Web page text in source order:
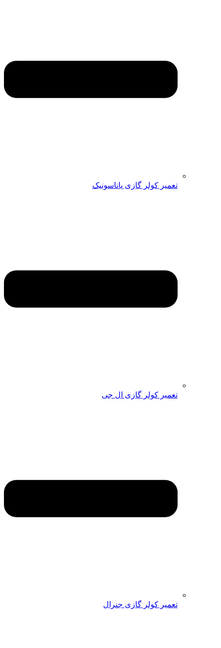
تعمیر کولر گازی پاناسونیک
تعمیر کولر گازی ال جی
تعمیر کولر گازی جنرال